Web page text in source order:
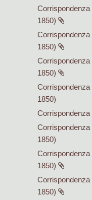
Corrispondenza
1850)
Corrispondenza
1850)
Corrispondenza
1850)
Corrispondenza
1850)
Corrispondenza
Corrispondenza
1850)
Corrispondenza
1850)
Corrispondenza
1850)